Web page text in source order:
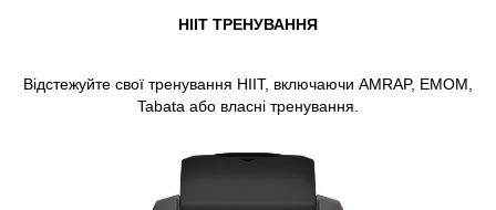
HIIT ТРЕНУВАННЯ
Відстежуйте свої тренування HIIT, включаючи AMRAP, EMOM,
Tabata або власні тренування.